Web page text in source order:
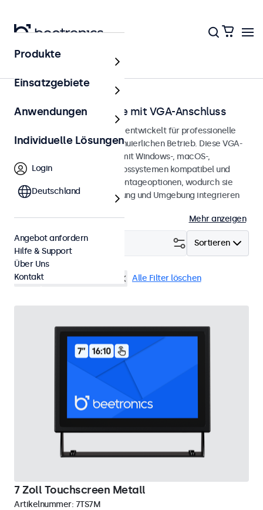
Startseite
Touchscreen-Monitore mit VGA-Anschluss
VGA-Touchscreen-Monitore, entwickelt für professionelle
Anwendungen und den kontinuierlichen Betrieb. Diese VGA-
Touchscreen-Monitore sind mit Windows-, macOS-,
ChromeOS- und Linux-Betriebssystemen kompatibel und
verfügen über vielseitige Montageoptionen, wodurch sie
sich nahtlos in jede Anwendung und Umgebung integrieren
Mehr anzeigen
Sortieren
Filtern (1)
VGA 7 Zoll Touchscreens Alle Filter löschen
7 Zoll Touchscreen Metall
Artikelnummer: 7TS7M
Produkte
Einsatzgebiete
Anwendungen
Individuelle Lösungen
Login
Deutschland
Angebot anfordern
Hilfe & Support
Über Uns
Kontakt